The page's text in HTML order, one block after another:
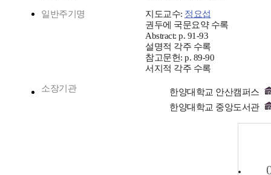
일반주기명 지도교수: 정요섭
권두에 국문요약 수록
Abstract: p. 91-93
설명적 각주 수록
참고문헌: p. 89-90
서지적 각주 수록
소장기관
한양대학교 안산캠퍼스
한양대학교 중앙도서관